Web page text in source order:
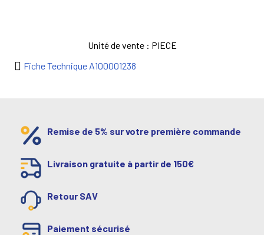
Unité de vente : PIECE
Fiche Technique A100001238
Remise de 5% sur votre première commande
Livraison gratuite à partir de 150€
Retour SAV
Paiement sécurisé